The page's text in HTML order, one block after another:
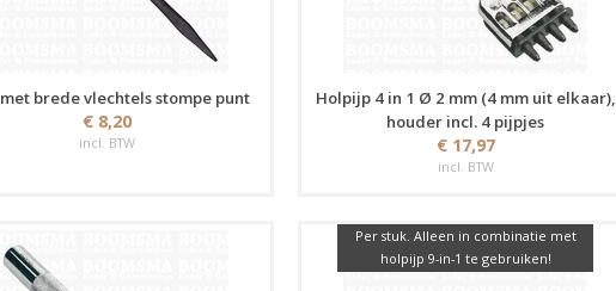
brede vlechtels stompe punt
€ 8,20
incl. BTW
Holpijp 4 in 1 Ø 2 mm (4 mm uit elkaar),
houder incl. 4 pijpjes
€ 17,97
incl. BTW
Per stuk. Alleen in combinatie met
holpijp 9-in-1 te gebruiken!